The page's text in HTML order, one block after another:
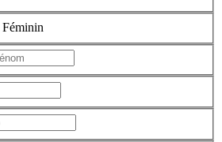
Féminin